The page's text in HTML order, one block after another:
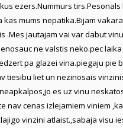
ezers.Nummurs
kas mums nepatika.Bijam
.Mes jautajam vai var dabut
ne valstis neko.pec
pa glazei vina.piegaju pie
tiesibu liet un nezinosais
es uz vinu
nav cenas izlejamiem viniem
vinzini atlaist.,sabaja visu